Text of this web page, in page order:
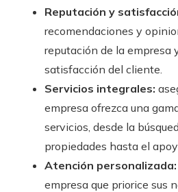
Reputación y
recomendaciones y
reputación de la empresa
satisfacción del cliente.
Servicios integrales:
empresa ofrezca una
servicios, desde la
propiedades hasta el
Atención personalizada:
empresa que priorice sus